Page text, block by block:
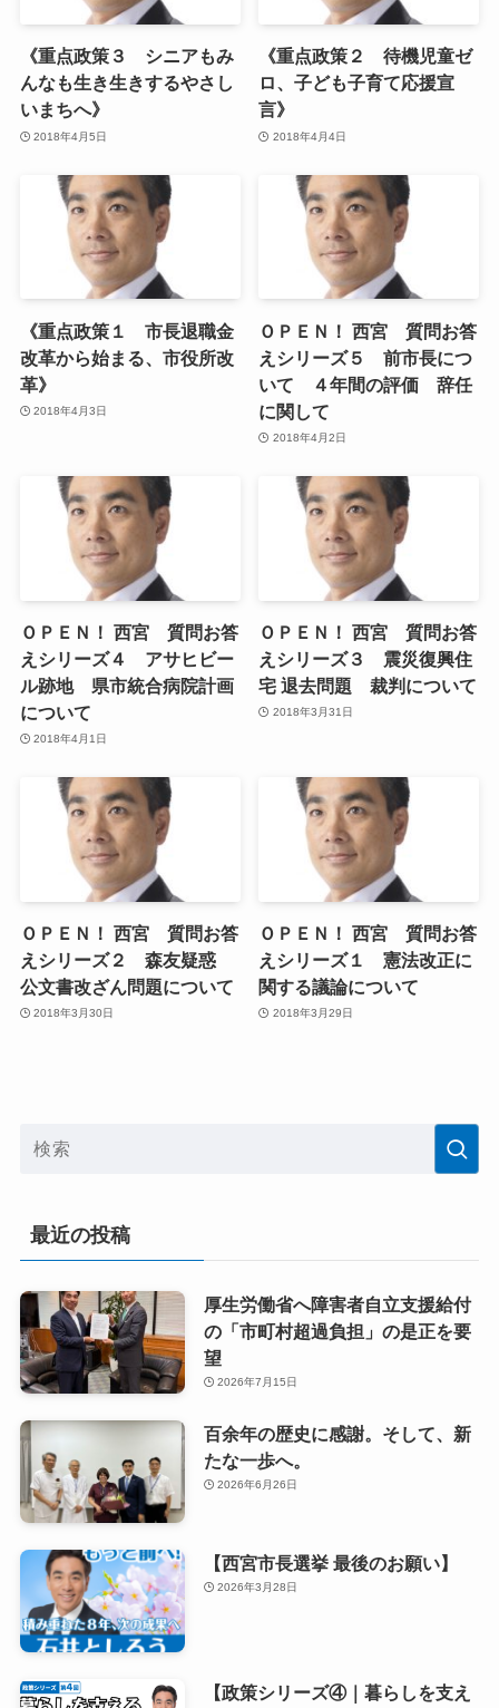
《重点政策３ シニアもみ
んなも生き生きするやさし
いまちへ》
2018年4月5日
《重点政策２ 待機児童ゼ
ロ、子ども子育て応援宣
言》
2018年4月4日
《重点政策１ 市長退職金
改革から始まる、市役所改
革》
2018年4月3日
ＯＰＥＮ！ 西宮 質問お答
えシリーズ５ 前市長につ
いて ４年間の評価 辞任
に関して
2018年4月2日
ＯＰＥＮ！ 西宮 質問お答
えシリーズ４ アサヒビー
ル跡地 県市統合病院計画
について
2018年4月1日
ＯＰＥＮ！ 西宮 質問お答
えシリーズ３ 震災復興住
宅 退去問題 裁判について
2018年3月31日
ＯＰＥＮ！ 西宮 質問お答
えシリーズ２ 森友疑惑
公文書改ざん問題について
2018年3月30日
ＯＰＥＮ！ 西宮 質問お答
えシリーズ１ 憲法改正に
関する議論について
2018年3月29日
最近の投稿
厚生労働省へ障害者自立支援給付
の「市町村超過負担」の是正を要
望
2026年7月15日
百余年の歴史に感謝。そして、新
たな一歩へ。
2026年6月26日
【西宮市長選挙 最後のお願い】
2026年3月28日
【政策シリーズ④｜暮らしを支え